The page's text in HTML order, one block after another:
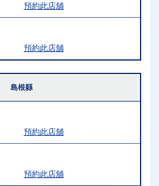
預約此店舖
預約此店舖
島根縣
預約此店舖
預約此店舖